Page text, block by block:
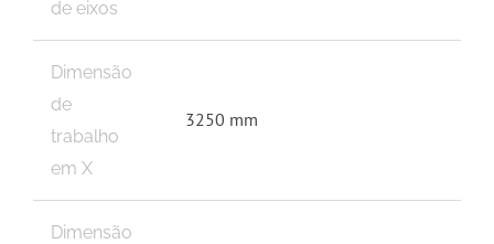
de eixos
Dimensão
de
trabalho
em X
3250 mm
Dimensão